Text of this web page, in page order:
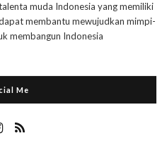
muda Indonesia yang memiliki
membantu mewujudkan mimpi-
membangun Indonesia
Me